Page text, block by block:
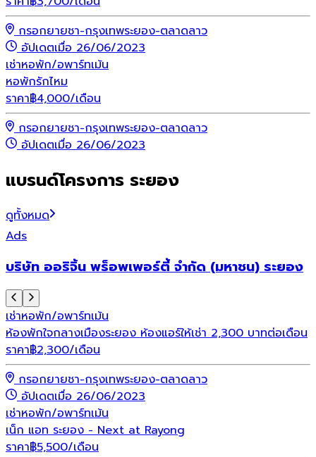
กรอกยายชา-กรุงเทพระยอง-ตลาดลาว
อัปเดตเมื่อ 26/06/2023
เช่าหอพัก/อพาร์ทเม้น
หอพักรักไหม
ราคา฿4,000/เดือน
กรอกยายชา-กรุงเทพระยอง-ตลาดลาว
อัปเดตเมื่อ 26/06/2023
แบรนด์โครงการ ระยอง
ดูทั้งหมด
Ads
บริษัท ออริจิ้น พร็อพเพอร์ตี้ จำกัด (มหาชน) ระยอง
เช่าหอพัก/อพาร์ทเม้น
ห้องพักใจกลางเมืองระยอง ห้องแอร์ให้เช่า 2,300 บาทต่อเดือน
ราคา฿2,300/เดือน
กรอกยายชา-กรุงเทพระยอง-ตลาดลาว
อัปเดตเมื่อ 26/06/2023
เช่าหอพัก/อพาร์ทเม้น
เน็ก แอท ระยอง - Next at Rayong
ราคา฿5,500/เดือน